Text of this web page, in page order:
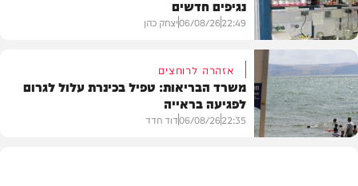
פוליטי
בריאות
נגיפים חדשים
22:49
06/08/26יצחק כהן
אזהרה לרוחצים
משרד הבריאות: טפיל בכינרת עלול לגרום
לפגיעה בראייה
22:35
06/08/26דוד חדד